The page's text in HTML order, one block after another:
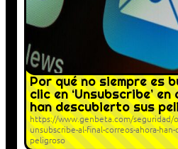
Por qué no siempre es
clic en ‘Unsubscribe’
han descubierto sus
https://www.genbeta.com/seguridad/
unsubscribe-al-final-correos-ahora-
peligroso